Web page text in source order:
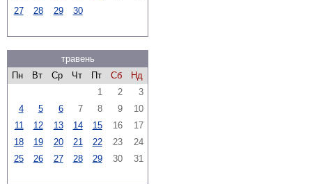
27
28 29 30
травень
Пн
Вт Ср Чт Пт Сб
Нд
1
2
3
4
5 6 7 8 9
10
11
12 13 14 15 16
17
18
19 20 21 22 23
24
25
26 27 28 29 30 31